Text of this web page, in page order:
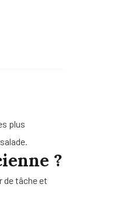
plus
?
de tâche et